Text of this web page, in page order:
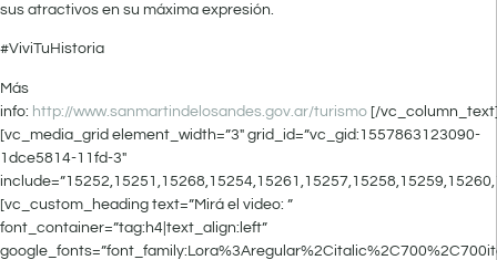
sus atractivos en su máxima expresión.
#ViviTuHistoria
Más
info: http://www.sanmartindelosandes.gov.ar/turismo [/
[vc_media_grid element_width=”3″ grid_id=”vc_gid:1557863123090-
1dce5814-11fd-3″
[vc_custom_heading text=”Mirá el video: ”
font_container=”tag:h4|text_align:left”